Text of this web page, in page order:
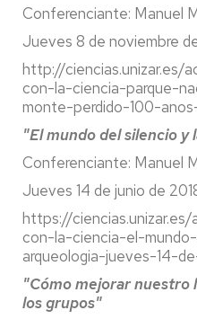
Conferenciante: Manuel
Jueves 8 de noviembre
http://ciencias.unizar.es/
con-la-ciencia-parque-
monte-perdido-100-
"El mundo del silencio y
Conferenciante: Manuel
Jueves 14 de junio de
https://
con-la-ciencia-el-
arqueologia-jueves-14-
"Cómo mejorar nuestro
los grupos"